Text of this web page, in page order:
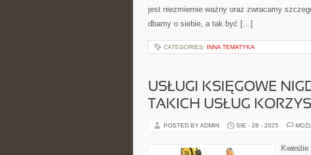
jest niezmiernie ważny oraz zwracamy
dbamy o siebie, a tak być […]
CATEGORIES: INNA TEMATYKA
USŁUGI KSIĘGOWE
TAKICH USŁUG
POSTED BY ADMIN SIE - 28 - 2025
Kwestie